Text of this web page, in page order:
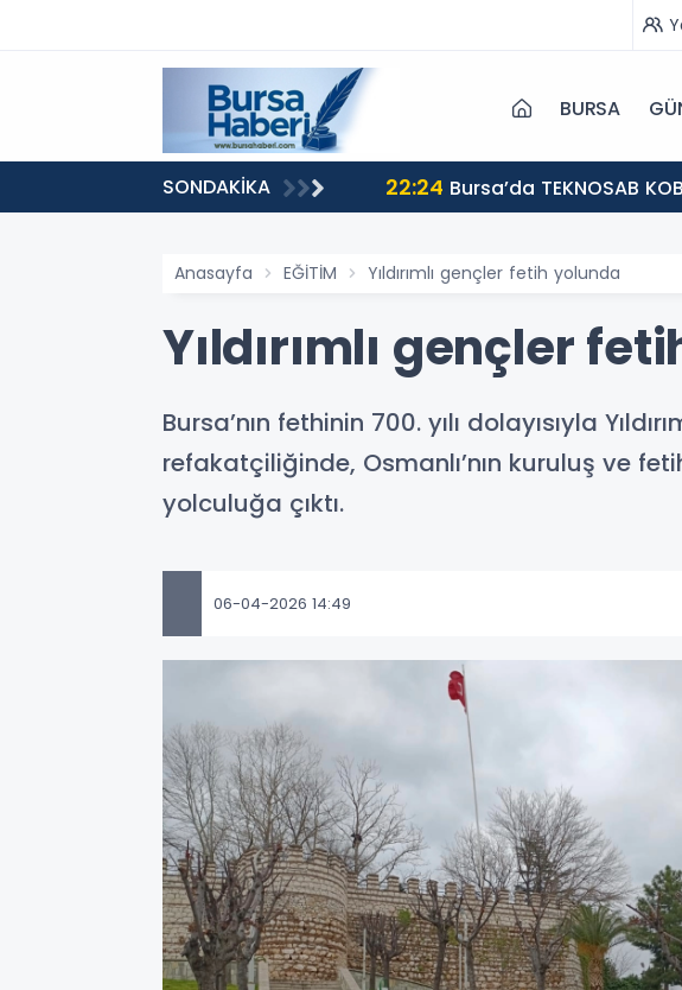
BURSA
SONDAKİKA 22:24 Bursa’da TEKNOSAB
Anasayfa EĞİTİM Yıldırımlı gençler fetih yolunda
Yıldırımlı gençler
Bursa’nın fethinin 700. yılı dolayısıyla
refakatçiliğinde, Osmanlı’nın kuruluş ve
yolculuğa çıktı.
06-04-2026 14:49